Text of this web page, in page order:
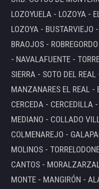
LOZOYUELA - LOZOYA -
LOZOYA - BUSTARVIEJO
BRAOJOS -
- NAVALAFUENTE -
SIERRA - SOTO DEL
MANZANARES EL REAL -
CERCEDA - CERCEDILLA
MEDIANO - COLLADO
COLMENAREJO -
MOLINOS -
CANTOS -
MONTE - MANGIRÓN -